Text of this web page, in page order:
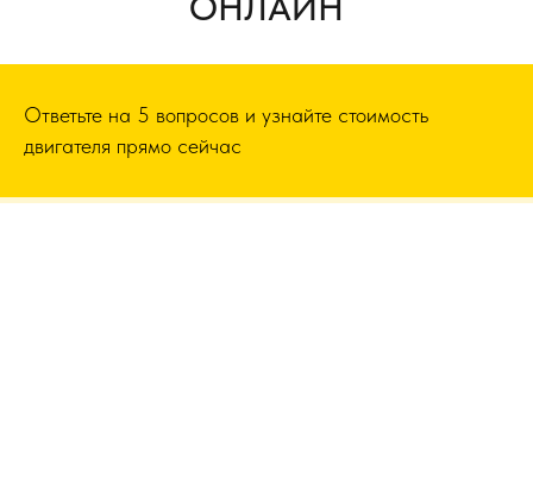
Ответьте на 5 вопросов и узнайте стоимость
двигателя прямо сейчас